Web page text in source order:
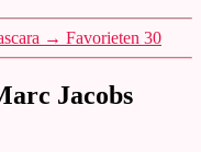
→ Favorieten 30
Jacobs